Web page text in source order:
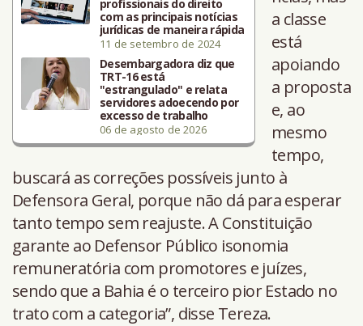
profissionais do direito
com as principais notícias
jurídicas de maneira rápida
11 de setembro de 2024
Desembargadora diz que
TRT-16 está
"estrangulado" e relata
servidores adoecendo por
excesso de trabalho
06 de agosto de 2026
a classe
está
apoiando
a proposta
e, ao
mesmo
tempo,
buscará as correções possíveis junto à
Defensora Geral, porque não dá para esperar
tanto tempo sem reajuste. A Constituição
garante ao Defensor Público isonomia
remuneratória com promotores e juízes,
sendo que a Bahia é o terceiro pior Estado no
trato com a categoria”, disse Tereza.